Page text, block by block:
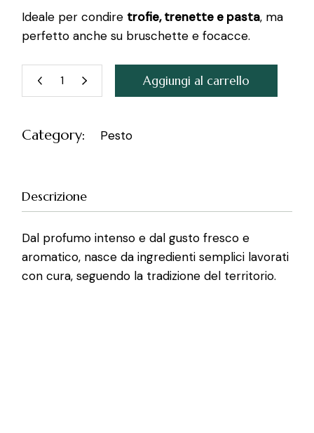
Ideale per condire trofie, trenette e pasta, ma
perfetto anche su bruschette e focacce.
Pesto alla Genovese quantity
Aggiungi al carrello
Category: Pesto
Descrizione
Dal profumo intenso e dal gusto fresco e
aromatico, nasce da ingredienti semplici lavorati
con cura, seguendo la tradizione del territorio.